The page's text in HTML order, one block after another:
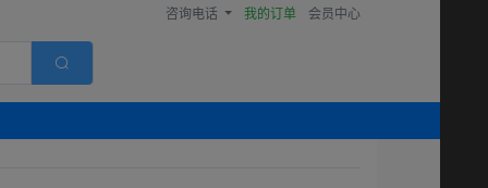
咨询电话 我的订单 会员中心